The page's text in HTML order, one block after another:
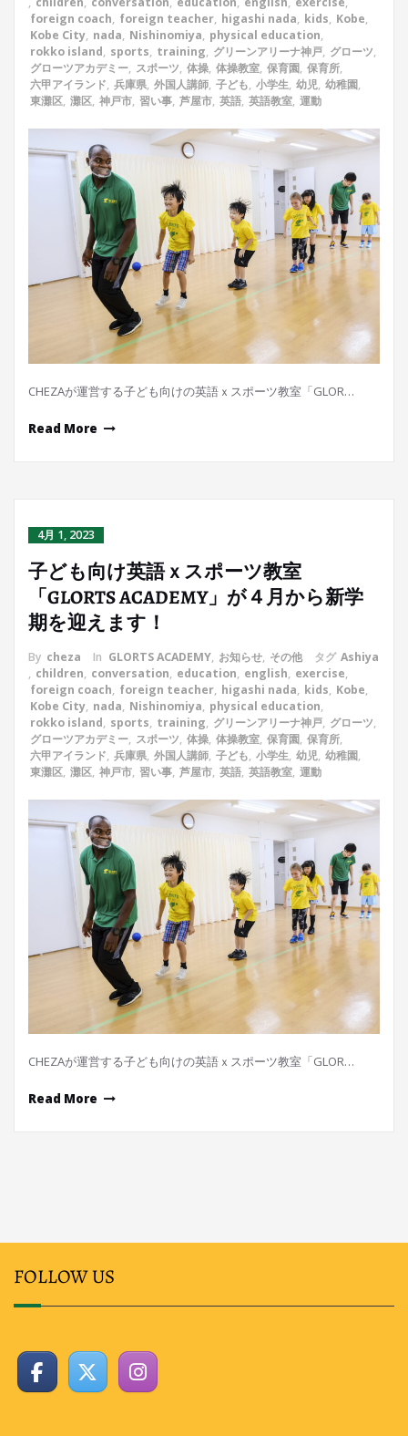
foreign coach, foreign teacher, higashi nada, kids, Kobe,
Kobe City, nada, Nishinomiya, physical education,
rokko island, sports, training, グリーンアリーナ神戸, グローツ,
グローツアカデミー, スポーツ, 体操, 体操教室, 保育園, 保育所,
六甲アイランド, 兵庫県, 外国人講師, 子ども, 小学生, 幼児, 幼稚園,
東灘区, 灘区, 神戸市, 習い事, 芦屋市, 英語, 英語教室, 運動
CHEZAが運営する子ども向けの英語ｘスポーツ教室「GLOR…
Read More
4月 1, 2023
子ども向け英語ｘスポーツ教室
「GLORTS ACADEMY」が４月から新学
期を迎えます！
By cheza In GLORTS ACADEMY, お知らせ, その他 タグ Ashiya
, children, conversation, education, english, exercise,
foreign coach, foreign teacher, higashi nada, kids, Kobe,
Kobe City, nada, Nishinomiya, physical education,
rokko island, sports, training, グリーンアリーナ神戸, グローツ,
グローツアカデミー, スポーツ, 体操, 体操教室, 保育園, 保育所,
六甲アイランド, 兵庫県, 外国人講師, 子ども, 小学生, 幼児, 幼稚園,
東灘区, 灘区, 神戸市, 習い事, 芦屋市, 英語, 英語教室, 運動
CHEZAが運営する子ども向けの英語ｘスポーツ教室「GLOR…
Read More
FOLLOW US